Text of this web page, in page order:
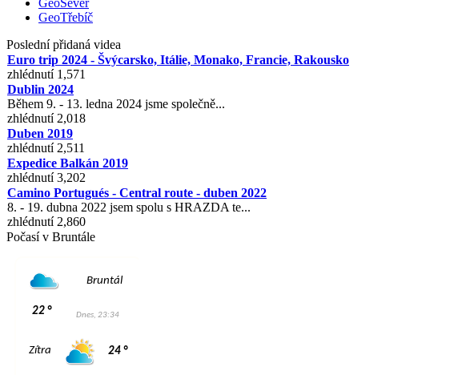
GeoSever
GeoTřebíč
Poslední přidaná videa
Euro trip 2024 - Švýcarsko, Itálie, Monako, Francie, Rakousko
zhlédnutí 1,571
Dublin 2024
Během 9. - 13. ledna 2024 jsme společně...
zhlédnutí 2,018
Duben 2019
zhlédnutí 2,511
Expedice Balkán 2019
zhlédnutí 3,202
Camino Portugués - Central route - duben 2022
8. - 19. dubna 2022 jsem spolu s HRAZDA te...
zhlédnutí 2,860
Počasí v Bruntále